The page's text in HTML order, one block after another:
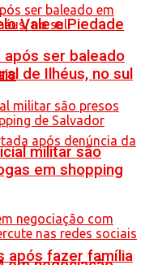
Vale e Piedade
após fazer família
após ser baleado
de Ilhéus, no sul
militar são
em shopping